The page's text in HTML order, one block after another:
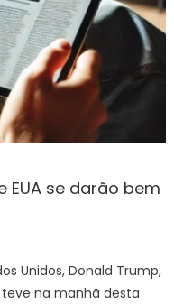
EUA se darão bem
Unidos, Donald Trump,
na manhã desta